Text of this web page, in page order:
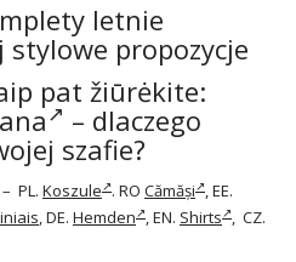
letnie
stylowe propozycje
pat žiūrėkite:
– dlaczego
szafie?
PL. Koszule . RO Cămăși , EE.
, DE. Hemden , EN. Shirts , CZ.